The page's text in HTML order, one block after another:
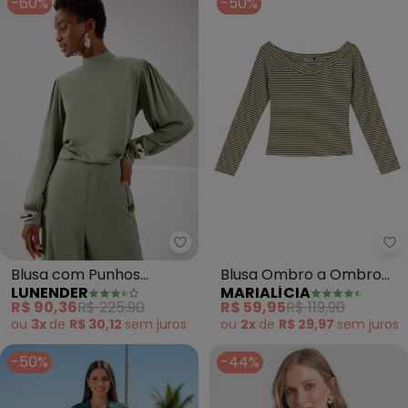
Lunender - Blusa com Punhos
Blusa com Punhos
Ajustados e Amarração
(Verde)
LUNENDER
R$ 90,36R$ 225,90
ou 3x de R$ 30,12 sem juros
Blusa Ombro a Ombro
Canelada Listras (Verde)
MARIALÍCIA
R$ 59,95R$ 119,90
ou 2x de R$ 29,97 sem juros
-50% -44%